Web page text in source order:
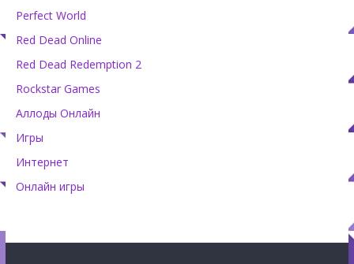
Perfect World
Red Dead Online
Red Dead Redemption 2
Rockstar Games
Аллоды Онлайн
Игры
Интернет
Онлайн игры